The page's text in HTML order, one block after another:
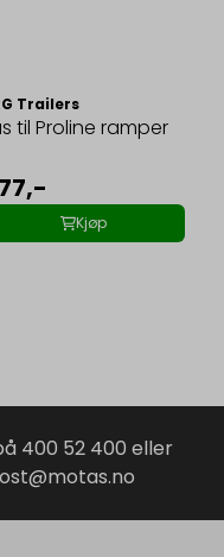
Trailers
til Proline ramper
Kjøp
400 52 400 eller